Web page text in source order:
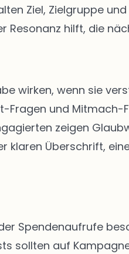
Ziel, Zielgruppe
Resonanz hilft, die
wirken, wenn sie
und Mitmach-
zeigen
Überschrift,
Spendenaufrufe
sollten auf